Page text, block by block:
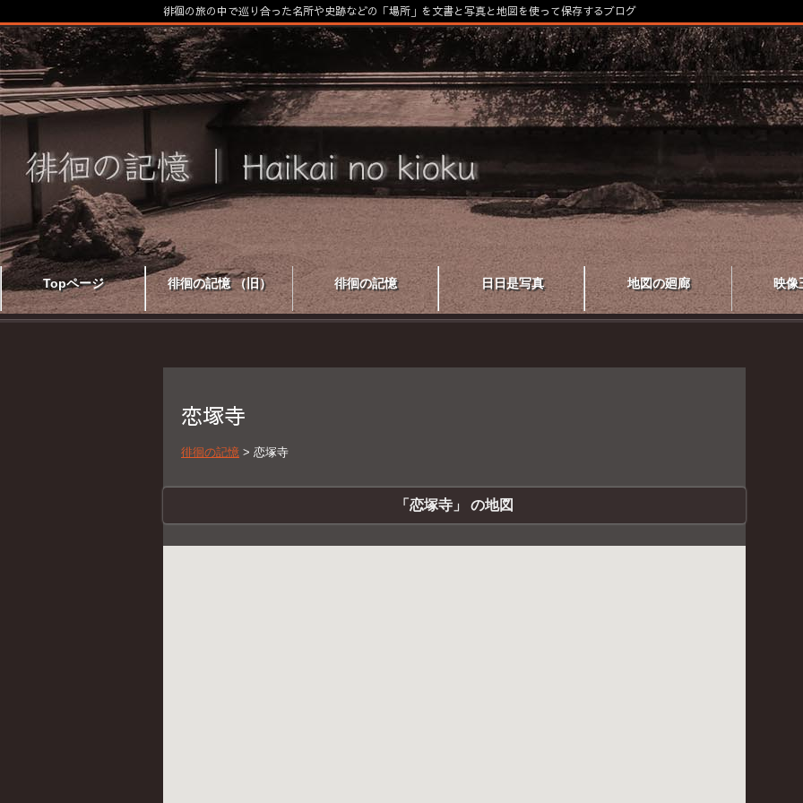
Topページ 徘徊の記憶 （旧） 徘徊の記憶 日日是写真 地図の廻廊 映像
徘徊の旅の中で巡り合った名所や史跡などの「場所」を文書と写真と地図を使って保存するブログ
恋塚寺
徘徊の記憶 > 恋塚寺
「恋塚寺」 の地図